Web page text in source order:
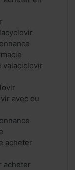
valaciclovir
avec ou
acheter
acheter